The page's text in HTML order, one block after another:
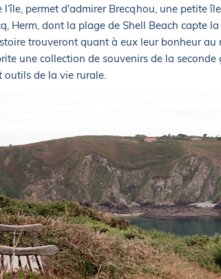
l’île, permet d'admirer Brecqhou, une petite
Herm, dont la plage de Shell Beach capte
trouveront quant à eux leur bonheur au
une collection de souvenirs de la
outils de la vie rurale.